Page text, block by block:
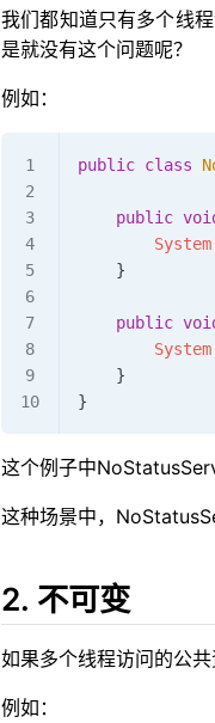
我们都知道只有多个线
是就没有这个问题呢？
例如：
public class
    public
        System
    }
    public
        System
    }
}
这个例子中
这种场景中，
2. 不可变
如果多个线程访问的公
例如：